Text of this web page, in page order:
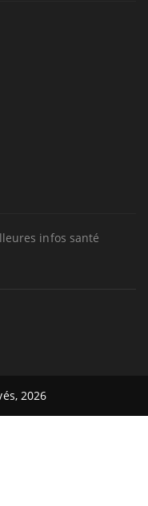
infos santé
2026